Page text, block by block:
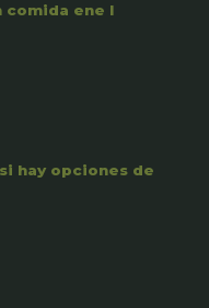
ene l
hay opciones de